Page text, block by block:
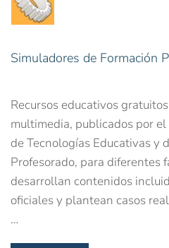
Simuladores de Formación
Recursos educativos
multimedia, publicados por
de Tecnologías Educativas y
Profesorado, para diferentes
desarrollan contenidos
oficiales y plantean casos
…